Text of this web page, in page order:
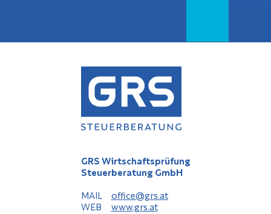
GRS Wirtschaftsprüfung
Steuerberatung GmbH
MAIL
office@grs.at
WEB www.grs.at